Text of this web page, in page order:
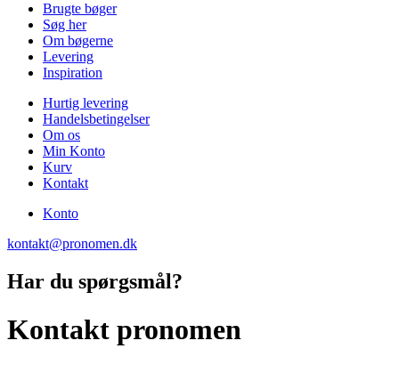
Brugte bøger
Søg her
Om bøgerne
Levering
Inspiration
Hurtig levering
Handelsbetingelser
Om os
Min Konto
Kurv
Kontakt
Konto
kontakt@pronomen.dk
Har du spørgsmål?
Kontakt pronomen